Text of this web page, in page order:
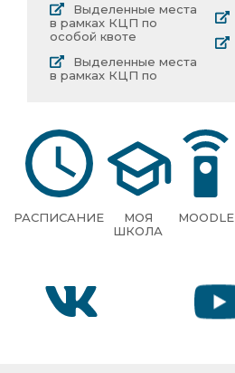
Выделенные места
в рамках КЦП по
особой квоте
Выделенные места
в рамках КЦП по
РАСПИСАНИЕ
МОЯ
ШКОЛА
MOODLE